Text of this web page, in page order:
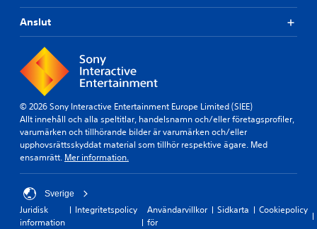
Anslut
© 2026 Sony Interactive Entertainment Europe Limited (SIEE)
Allt innehåll och alla speltitlar, handelsnamn och/eller företagsprofiler,
varumärken och tillhörande bilder är varumärken och/eller
upphovsrättsskyddat material som tillhör respektive ägare. Med
ensamrätt. Mer information.
Sverige
Juridisk
information
Integritetspolicy
Användarvillkor
för
Sidkarta Cookiepolicy